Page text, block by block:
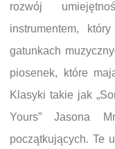
rozwój
instrumentem,
gatunkach
piosenek, które
Klasyki takie jak
Yours” Jasona
początkujących. Te